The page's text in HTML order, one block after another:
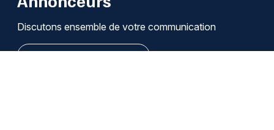
Discutons ensemble de votre communication